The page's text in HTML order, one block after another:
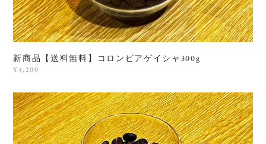
新商品【送料無料】コロンビアゲイシャ300g
¥4,200